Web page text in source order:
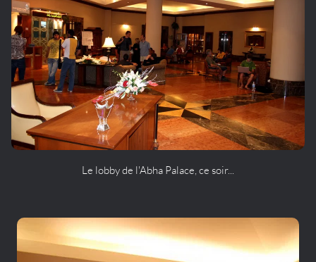
Le lobby de l'Abha Palace, ce soir...